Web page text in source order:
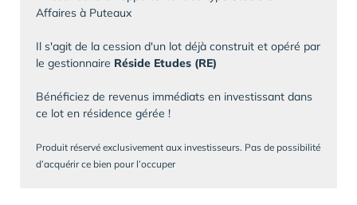
Affaires à Puteaux
Il s'agit de la cession d'un lot déjà construit et opéré par
le gestionnaire Réside Etudes (RE)
Bénéficiez de revenus immédiats en investissant dans
ce lot en résidence gérée !
Produit réservé exclusivement aux investisseurs. Pas de possibilité
d’acquérir ce bien pour l’occuper